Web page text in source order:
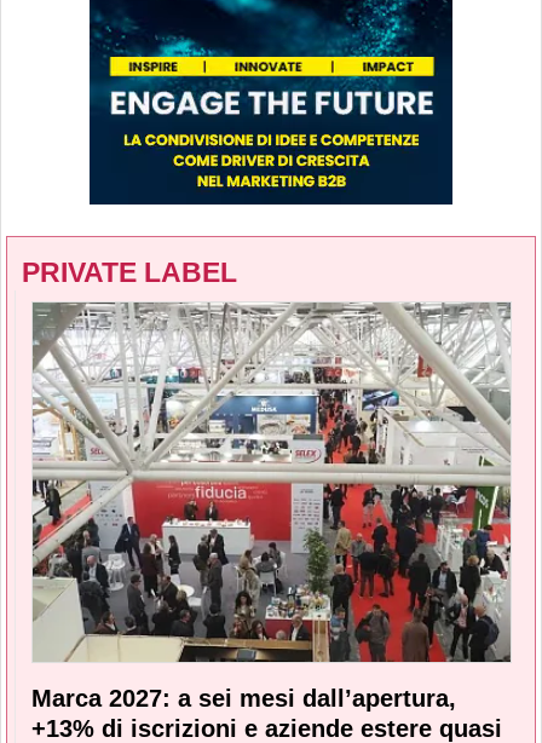
PRIVATE LABEL
Marca 2027: a sei mesi dall’apertura,
+13% di iscrizioni e aziende estere quasi